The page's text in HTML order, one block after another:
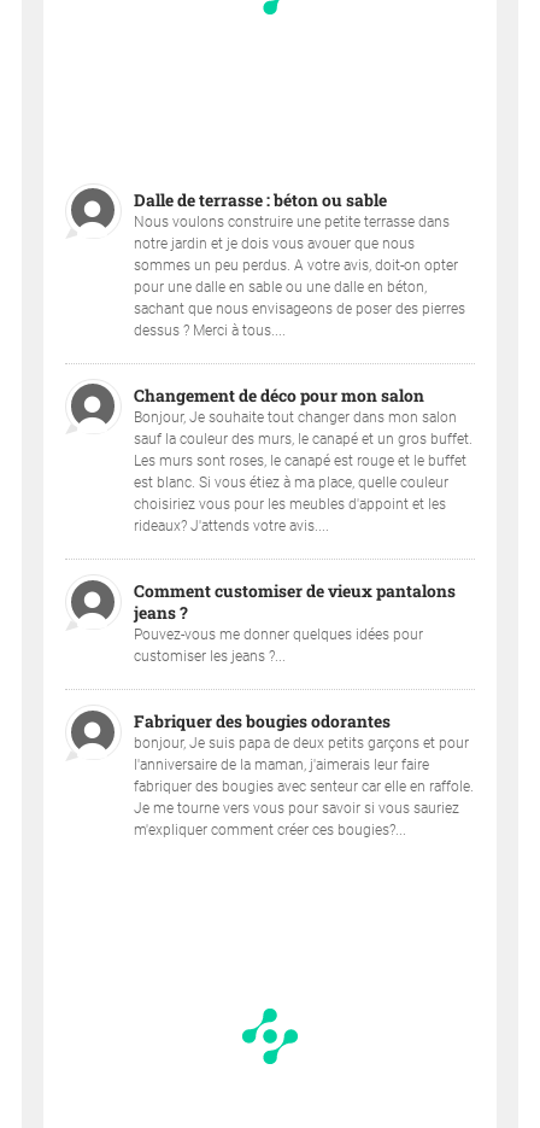
Dalle de terrasse : béton ou sable
Nous voulons construire une petite terrasse dans
notre jardin et je dois vous avouer que nous
sommes un peu perdus. A votre avis, doit-on opter
pour une dalle en sable ou une dalle en béton,
sachant que nous envisageons de poser des pierres
dessus ? Merci à tous....
Changement de déco pour mon salon
Bonjour, Je souhaite tout changer dans mon salon
sauf la couleur des murs, le canapé et un gros buffet.
Les murs sont roses, le canapé est rouge et le buffet
est blanc. Si vous étiez à ma place, quelle couleur
choisiriez vous pour les meubles d'appoint et les
rideaux? J'attends votre avis....
Comment customiser de vieux pantalons
jeans ?
Pouvez-vous me donner quelques idées pour
customiser les jeans ?...
Fabriquer des bougies odorantes
bonjour, Je suis papa de deux petits garçons et pour
l'anniversaire de la maman, j'aimerais leur faire
fabriquer des bougies avec senteur car elle en raffole.
Je me tourne vers vous pour savoir si vous sauriez
m'expliquer comment créer ces bougies?...